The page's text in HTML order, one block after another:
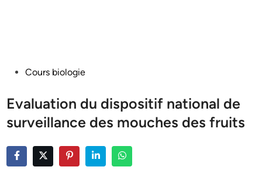
PostedCours biologie
Evaluation du dispositif national de
surveillance des mouches des fruits